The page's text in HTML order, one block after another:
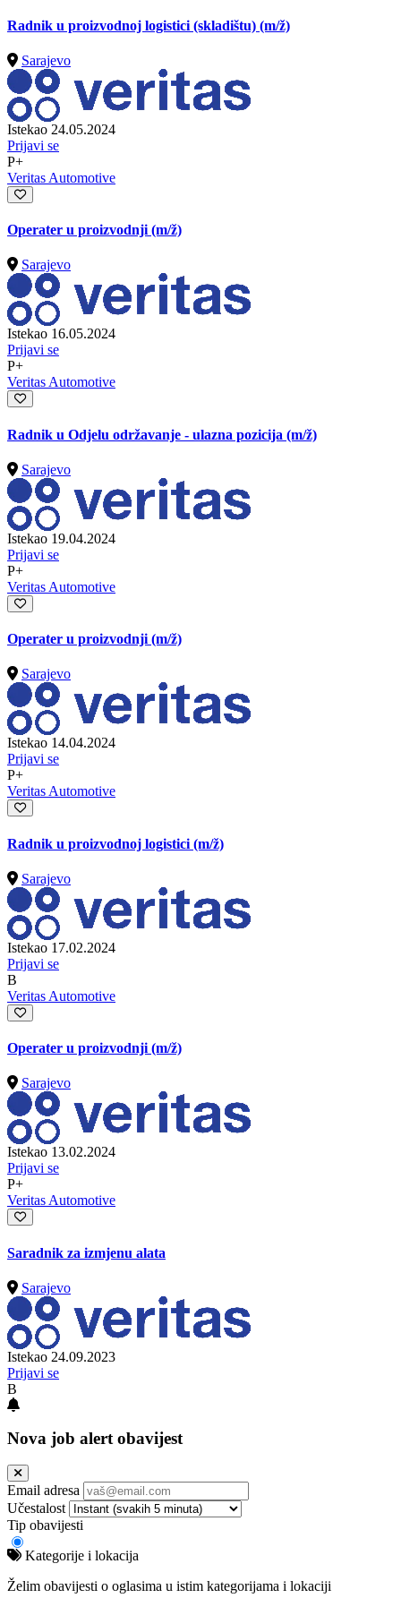
Radnik u proizvodnoj logistici (skladištu) (m/ž)
Sarajevo
Istekao 24.05.2024
Prijavi se
P+
Veritas Automotive
Operater u proizvodnji (m/ž)
Sarajevo
Istekao 16.05.2024
Prijavi se
P+
Veritas Automotive
Radnik u Odjelu održavanje - ulazna pozicija (m/ž)
Sarajevo
Istekao 19.04.2024
Prijavi se
P+
Veritas Automotive
Operater u proizvodnji (m/ž)
Sarajevo
Istekao 14.04.2024
Prijavi se
P+
Veritas Automotive
Radnik u proizvodnoj logistici (m/ž)
Sarajevo
Istekao 17.02.2024
Prijavi se
B
Veritas Automotive
Operater u proizvodnji (m/ž)
Sarajevo
Istekao 13.02.2024
Prijavi se
P+
Veritas Automotive
Saradnik za izmjenu alata
Sarajevo
Istekao 24.09.2023
Prijavi se
B
Nova job alert obavijest
Email adresa
Učestalost
Tip obavijesti
Kategorije i lokacija
Želim obavijesti o oglasima u istim kategorijama i lokaciji